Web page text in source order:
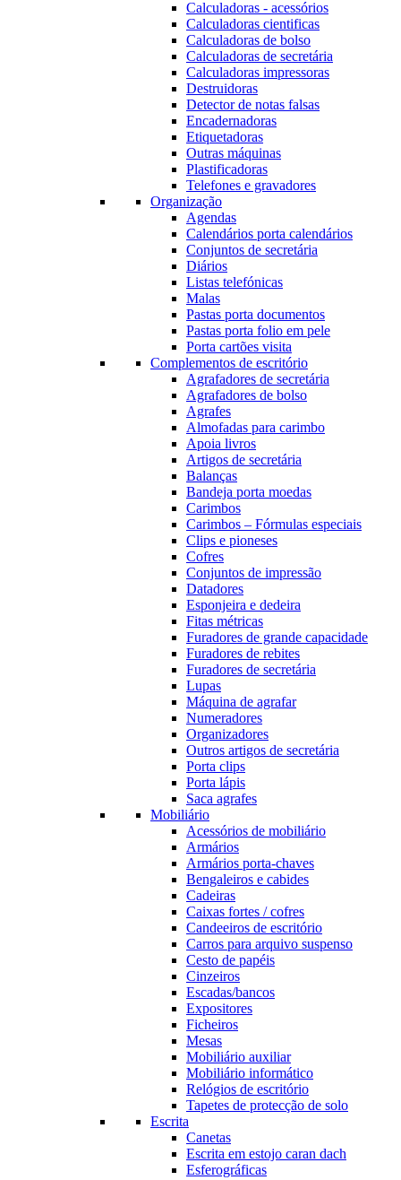
Calculadoras - acessórios
Calculadoras cientificas
Calculadoras de bolso
Calculadoras de secretária
Calculadoras impressoras
Destruidoras
Detector de notas falsas
Encadernadoras
Etiquetadoras
Outras máquinas
Plastificadoras
Telefones e gravadores
Organização
Agendas
Calendários porta calendários
Conjuntos de secretária
Diários
Listas telefónicas
Malas
Pastas porta documentos
Pastas porta folio em pele
Porta cartões visita
Complementos de escritório
Agrafadores de secretária
Agrafadores de bolso
Agrafes
Almofadas para carimbo
Apoia livros
Artigos de secretária
Balanças
Bandeja porta moedas
Carimbos
Carimbos – Fórmulas especiais
Clips e pioneses
Cofres
Conjuntos de impressão
Datadores
Esponjeira e dedeira
Fitas métricas
Furadores de grande capacidade
Furadores de rebites
Furadores de secretária
Lupas
Máquina de agrafar
Numeradores
Organizadores
Outros artigos de secretária
Porta clips
Porta lápis
Saca agrafes
Mobiliário
Acessórios de mobiliário
Armários
Armários porta-chaves
Bengaleiros e cabides
Cadeiras
Caixas fortes / cofres
Candeeiros de escritório
Carros para arquivo suspenso
Cesto de papéis
Cinzeiros
Escadas/bancos
Expositores
Ficheiros
Mesas
Mobiliário auxiliar
Mobiliário informático
Relógios de escritório
Tapetes de protecção de solo
Escrita
Canetas
Escrita em estojo caran dach
Esferográficas